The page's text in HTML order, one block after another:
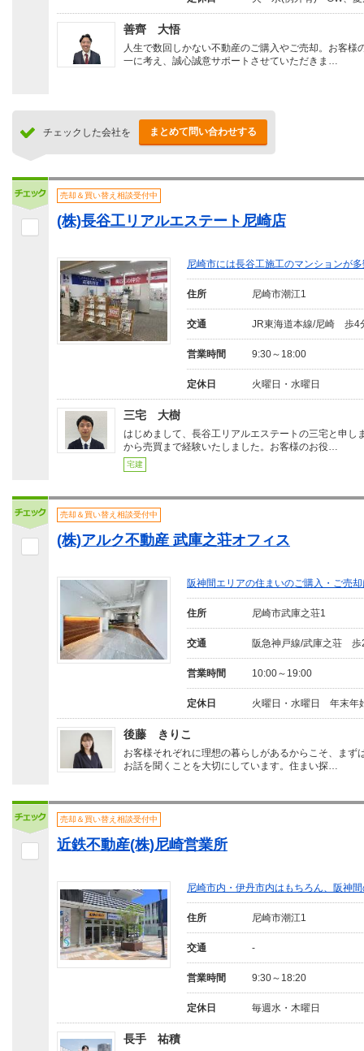
善齊 大悟
人生で数回しかない不動産のご購入やご売却。お客様
一に考え、誠心誠意サポートさせていただきま…
チェックした会社を まとめて問い合わせする
売却＆買い替え相談受付中
(株)長谷工リアルエステート尼崎店
尼崎市には長谷工施工のマンションが
住所 尼崎市潮江1
交通 JR東海道本線/尼崎 歩4
営業時間 9:30～18:00
定休日 火曜日・水曜日
三宅 大樹
はじめまして、長谷工リアルエステートの三宅と申し
から売買まで経験いたしました。お客様のお役…
宅建
売却＆買い替え相談受付中
(株)アルク不動産 武庫之荘オフィス
阪神間エリアの住まいのご購入・ご売
住所 尼崎市武庫之荘1
交通 阪急神戸線/武庫之荘 歩
営業時間 10:00～19:00
定休日 火曜日・水曜日 年末年
後藤 きりこ
お客様それぞれに理想の暮らしがあるからこそ、まず
お話を聞くことを大切にしています。住まい探…
売却＆買い替え相談受付中
近鉄不動産(株)尼崎営業所
尼崎市内・伊丹市内はもちろん、阪神
住所 尼崎市潮江1
交通 -
営業時間 9:30～18:20
定休日 毎週水・木曜日
長手 祐積